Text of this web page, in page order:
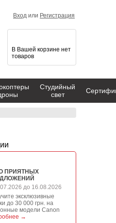
ПРИЯТНЫХ
до 16.08.2026
эксклюзивные
до 30 000 грн. на
модели Canon
→
Вход или Регистрация
В Вашей корзине нет
товаров
Студийный
свет